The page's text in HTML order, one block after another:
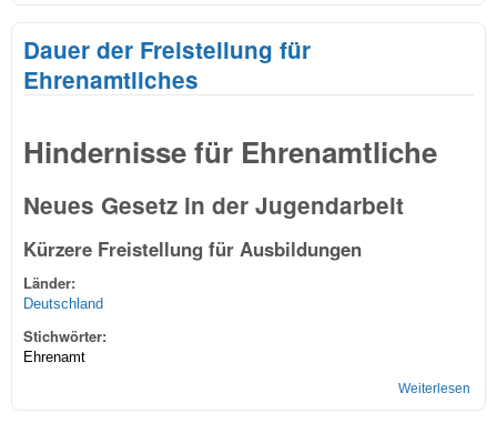
Dauer der Freistellung für
Ehrenamtliches
Hindernisse für Ehrenamtliche
Neues Gesetz in der Jugendarbeit
Kürzere Freistellung für Ausbildungen
Länder:
Deutschland
Stichwörter:
Ehrenamt
Weiterlesen